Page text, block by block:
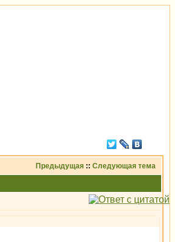
Предыдущая :: Следующая тема